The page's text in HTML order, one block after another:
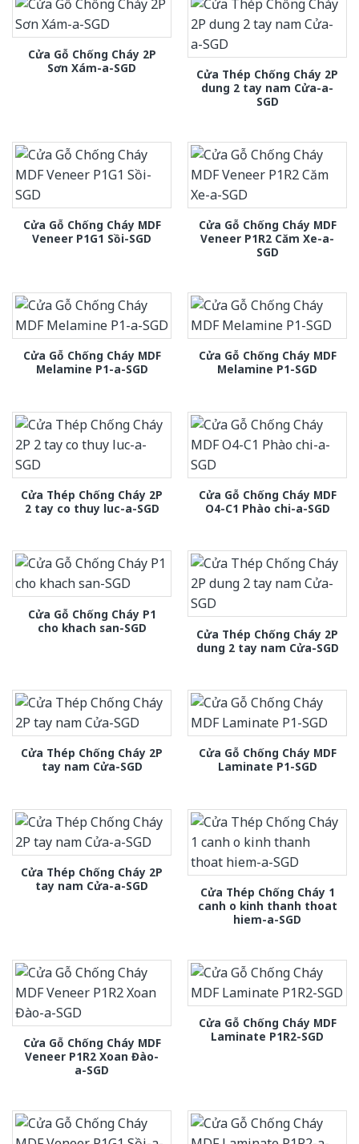
Cửa Gỗ Chống Cháy 2P
Sơn Xám-a-SGD
Cửa Thép Chống Cháy 2P
dung 2 tay nam Cửa-a-
SGD
Cửa Gỗ Chống Cháy MDF
Veneer P1G1 Sồi-SGD
Cửa Gỗ Chống Cháy MDF
Veneer P1R2 Căm Xe-a-
SGD
Cửa Gỗ Chống Cháy MDF
Melamine P1-a-SGD
Cửa Gỗ Chống Cháy MDF
Melamine P1-SGD
Cửa Thép Chống Cháy 2P
2 tay co thuy luc-a-SGD
Cửa Gỗ Chống Cháy MDF
O4-C1 Phào chi-a-SGD
Cửa Gỗ Chống Cháy P1
cho khach san-SGD
Cửa Thép Chống Cháy 2P
dung 2 tay nam Cửa-SGD
Cửa Thép Chống Cháy 2P
tay nam Cửa-SGD
Cửa Gỗ Chống Cháy MDF
Laminate P1-SGD
Cửa Thép Chống Cháy 2P
tay nam Cửa-a-SGD
Cửa Thép Chống Cháy 1
canh o kinh thanh thoat
hiem-a-SGD
Cửa Gỗ Chống Cháy MDF
Veneer P1R2 Xoan Đào-
a-SGD
Cửa Gỗ Chống Cháy MDF
Laminate P1R2-SGD